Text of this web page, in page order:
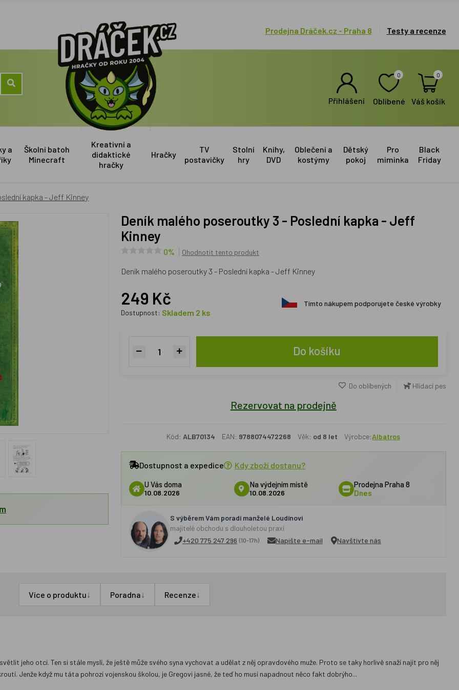
Prodejna Dráček.cz - Praha 8 Testy a recenze
Přihlášení
0
Oblíbené
0
Váš košík
a
Školní batoh
Minecraft
Kreativní a
didaktické
hračky
Hračky
TV
postavičky
Stolní
hry
Knihy,
DVD
Oblečení a
kostýmy
Dětský
pokoj
Pro
miminka
Black
Friday
kapka - Jeff Kinney
Deník malého poseroutky 3 - Poslední kapka - Jeff
Kinney
0% Ohodnotit tento produkt
Deník malého poseroutky 3 - Poslední kapka - Jeff Kinney
249 Kč
Dostupnost: Skladem 2 ks
Tímto nákupem podporujete české výrobky
Do košíku
Do oblíbených Hlídací pes
Rezervovat na prodejně
Kód: ALB70134 EAN: 9788074472268 Věk: od 8 let Výrobce:Albatros
Dostupnost a expedice Kdy zboží dostanu?
U Vás doma
10.08.2026
Na výdejním místě
10.08.2026
Prodejna Praha 8
Dnes
S výběrem Vám poradí manželé Loudínovi
majitelé obchodu s dlouholetou praxí
+420 775 247 296 (10-17h) Napište e-mail Navštivte nás
Více o produktu↓ Poradna↓ Recenze↓
jeho otci. Ten si stále myslí, že ještě může svého syna vychovat a udělat z něj opravdového muže. Proto se taky horlivě snaží najít pro něj
Jenže když mu táta pohrozí vojenskou školou, je Gregovi jasné, že teď ho musí napadnout něco fakt dobrýho...